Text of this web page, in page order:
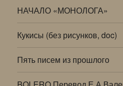
НАЧАЛО «МОНОЛОГА»
Кукисы (без рисунков, doc)
Пять писем из прошлого